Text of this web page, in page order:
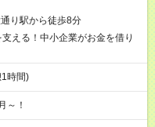
り駅から徒歩8分
える！中小企業がお金を借り
時間)
～！